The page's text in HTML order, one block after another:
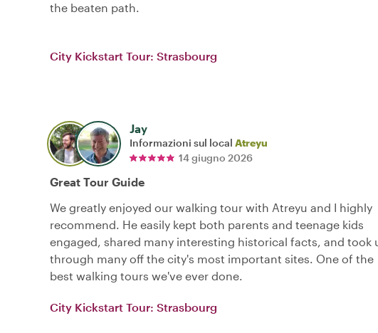
the beaten path.
City Kickstart Tour: Strasbourg
Jay
Informazioni sul local Atreyu
14 giugno 2026
Great Tour Guide
We greatly enjoyed our walking tour with Atreyu and I highly
recommend. He easily kept both parents and teenage kids
engaged, shared many interesting historical facts, and took
through many off the city's most important sites. One of the
best walking tours we've ever done.
City Kickstart Tour: Strasbourg